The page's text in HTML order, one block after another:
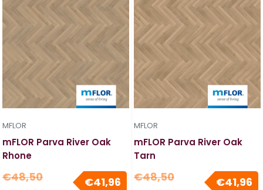
MFLOR
mFLOR Parva River Oak
Rhone
Normale
€48,50 Verkoopprijs
€41,96
MFLOR
mFLOR Parva River Oak
Tarn
Normale
€48,50 €41,96